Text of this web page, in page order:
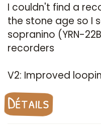
I couldn't find a
the stone age so I
sopranino (YRN-
recorders
V2: Improved
Détails